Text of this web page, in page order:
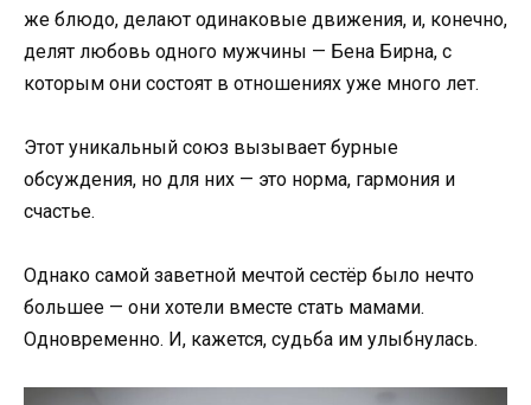
же блюдо, делают одинаковые движения, и, конечно,
делят любовь одного мужчины — Бена Бирна, с
которым они состоят в отношениях уже много лет.
Этот уникальный союз вызывает бурные
обсуждения, но для них — это норма, гармония и
счастье.
Однако самой заветной мечтой сестёр было нечто
большее — они хотели вместе стать мамами.
Одновременно. И, кажется, судьба им улыбнулась.